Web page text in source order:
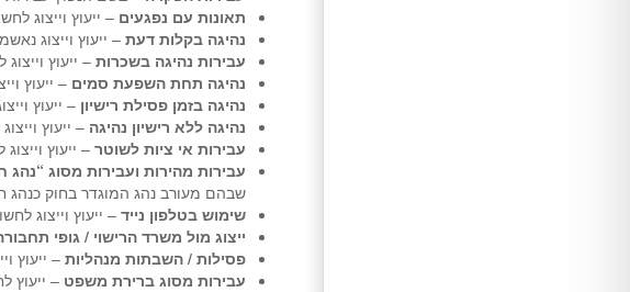
תאונות עם נפגעים – ייעוץ וייצוג
נהיגה בקלות דעת– ייעוץ וייצוג
עבירות נהיגה בשכרות – ייעוץ
נהיגה תחת השפעת סמים – ייעוץ
נהיגה בזמן פסילת רישיון – ייעוץ
נהיגה ללא רישיון נהיגה – ייעוץ
עבירות אי ציות לשוטר – ייעוץ
עבירות מהירות ועבירות מסוג “נהג
שבהם מעורב נהג המוגדר בחוק כנהג
שימוש בטלפון נייד – ייעוץ וייצוג
ייצוג מול משרד הרישוי / גופי
פסילות / השבתות מנהליות – ייעוץ
עבירות מסוג ברירת משפט – ייעוץ